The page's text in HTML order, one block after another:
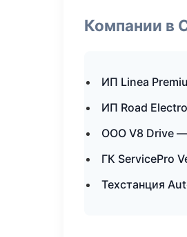
Компании в
ИП Linea
ИП Road
ООО V8 Drive —
ГК ServicePro
Техстанция